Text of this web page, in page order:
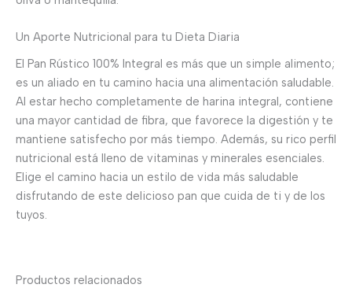
Un Aporte Nutricional para tu Dieta Diaria
El Pan Rústico 100% Integral es más que un simple alimento;
es un aliado en tu camino hacia una alimentación saludable.
Al estar hecho completamente de harina integral, contiene
una mayor cantidad de fibra, que favorece la digestión y te
mantiene satisfecho por más tiempo. Además, su rico perfil
nutricional está lleno de vitaminas y minerales esenciales.
Elige el camino hacia un estilo de vida más saludable
disfrutando de este delicioso pan que cuida de ti y de los
tuyos.
Productos relacionados